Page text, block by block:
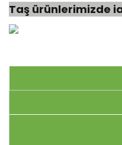
Taş ürünlerimizde